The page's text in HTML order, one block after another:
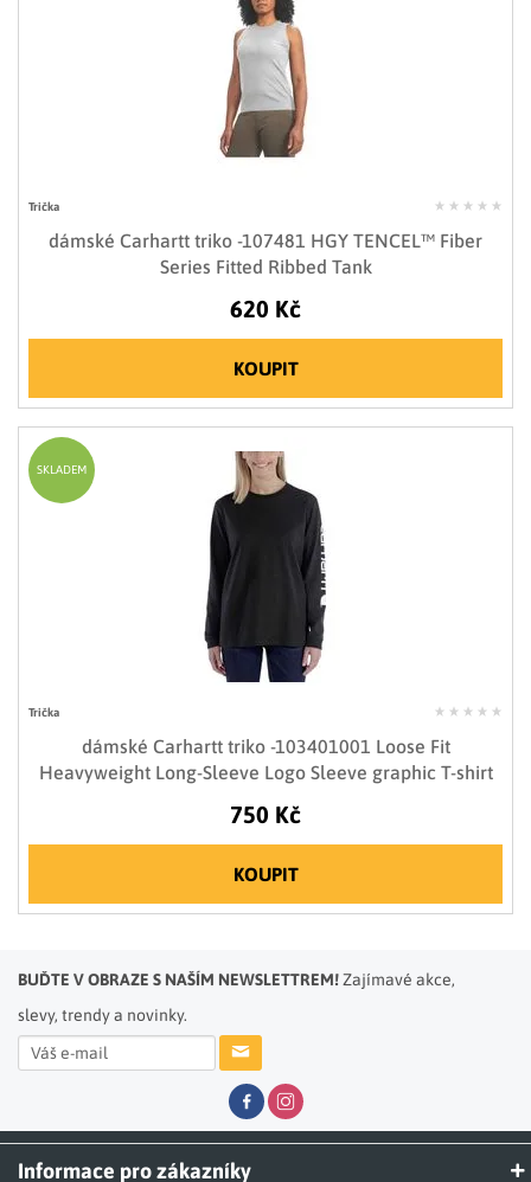
Trička
dámské Carhartt triko -107481 HGY TENCEL™ Fiber
Series Fitted Ribbed Tank
620 Kč
KOUPIT
Trička
dámské Carhartt triko -103401001 Loose Fit
Heavyweight Long-Sleeve Logo Sleeve graphic T-shirt
750 Kč
KOUPIT
SKLADEM
BUĎTE V OBRAZE S NAŠÍM NEWSLETTREM!Zajímavé akce,
slevy, trendy a novinky.
Informace pro zákazníky